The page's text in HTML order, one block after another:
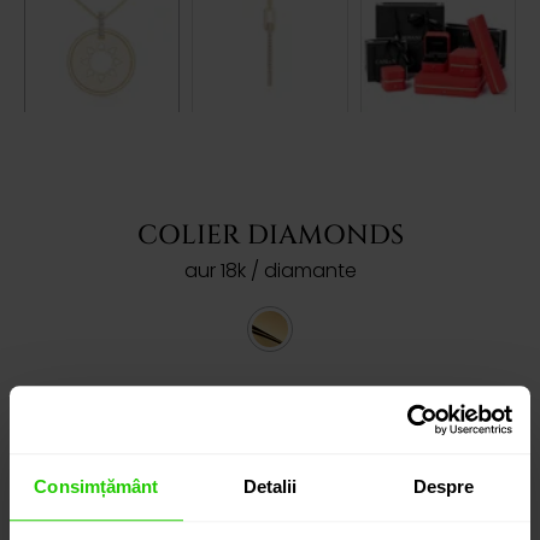
Consimțământ Detalii Despre
COLIER DIAMONDS
aur 18k / diamante
detalii suplimentare